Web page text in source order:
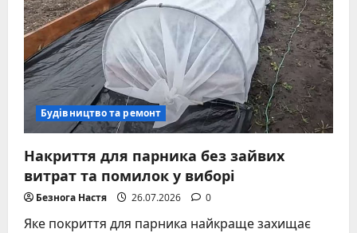
Будівництво та ремонт
Накриття для парника без зайвих
витрат та помилок у виборі
Безнога Настя 26.07.2026 0
Яке покриття для парника найкраще захищає